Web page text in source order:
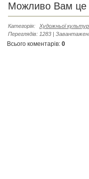
Можливо Вам це
Категорія:
Художньої
Переглядів: 1283 |
Всього коментарів: 0